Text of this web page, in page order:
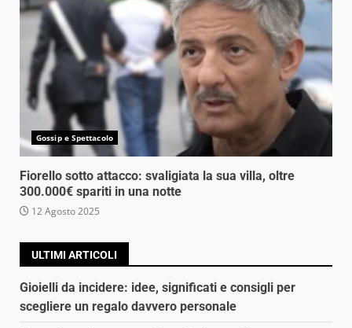
Gossip e Spettacolo
Fiorello sotto attacco: svaligiata la sua villa, oltre
300.000€ spariti in una notte
12 Agosto 2025
ULTIMI ARTICOLI
Gioielli da incidere: idee, significati e consigli per
scegliere un regalo davvero personale